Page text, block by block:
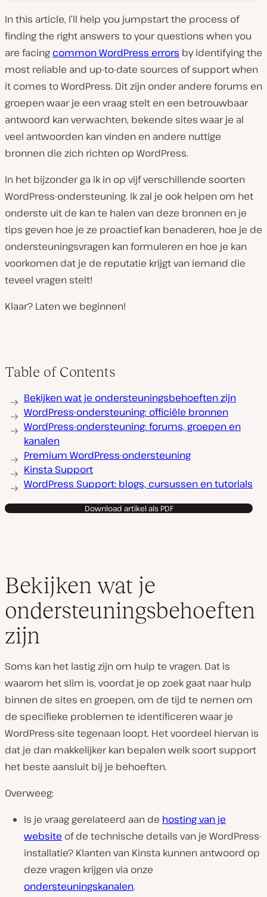
In this article, I’ll help you jumpstart the process of
finding the right answers to your questions when you
are facing common WordPress errors by identifying the
most reliable and up-to-date sources of support when
it comes to WordPress. Dit zijn onder andere forums en
groepen waar je een vraag stelt en een betrouwbaar
antwoord kan verwachten, bekende sites waar je al
veel antwoorden kan vinden en andere nuttige
bronnen die zich richten op WordPress.
In het bijzonder ga ik in op vijf verschillende soorten
WordPress-ondersteuning. Ik zal je ook helpen om het
onderste uit de kan te halen van deze bronnen en je
tips geven hoe je ze proactief kan benaderen, hoe je de
ondersteuningsvragen kan formuleren en hoe je kan
voorkomen dat je de reputatie krijgt van iemand die
teveel vragen stelt!
Klaar? Laten we beginnen!
Table of Contents
Bekijken wat je ondersteuningsbehoeften zijn
WordPress-ondersteuning: officiële bronnen
WordPress-ondersteuning: forums, groepen en
kanalen
Premium WordPress-ondersteuning
Kinsta Support
WordPress Support: blogs, cursussen en tutorials
Download artikel als PDF
Bekijken wat je
ondersteuningsbehoeften
zijn
Soms kan het lastig zijn om hulp te vragen. Dat is
waarom het slim is, voordat je op zoek gaat naar hulp
binnen de sites en groepen, om de tijd te nemen om
de specifieke problemen te identificeren waar je
WordPress-site tegenaan loopt. Het voordeel hiervan is
dat je dan makkelijker kan bepalen welk soort support
het beste aansluit bij je behoeften.
Overweeg:
Is je vraag gerelateerd aan de hosting van je
website of de technische details van je WordPress-
installatie? Klanten van Kinsta kunnen antwoord op
deze vragen krijgen via onze
ondersteuningskanalen.